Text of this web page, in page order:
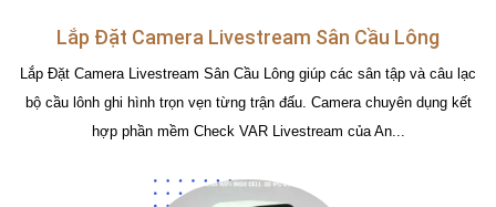
Lắp Đặt Camera Livestream Sân Cầu Lông
Lắp Đặt Camera Livestream Sân Cầu Lông giúp các sân tập và câu lạc
bộ cầu lônh ghi hình trọn vẹn từng trận đấu. Camera chuyên dụng kết
hợp phần mềm Check VAR Livestream của An...